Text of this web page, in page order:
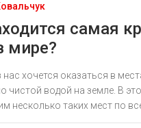
самая
мире?
хочется оказаться в
чистой водой на земле. В
несколько таких мест по
моря и реки, где вода